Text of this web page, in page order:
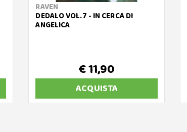
RAVEN
DEDALO VOL.7 - IN CERCA DI
ANGELICA
€ 11,90
ACQUISTA